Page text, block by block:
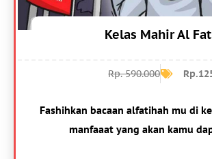
Kelas Mahir Al
Rp. 590.000
Fashihkan bacaan alfatihah mu di
manfaaat yang akan kamu